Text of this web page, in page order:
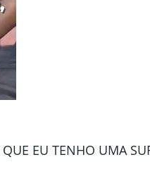
EU TENHO UMA